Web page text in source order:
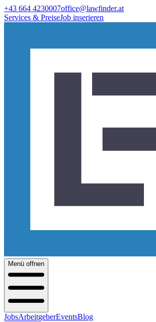
+43 664 4230007office@lawfinder.at
Services & PreiseJob inserieren
Menü offnen
JobsArbeitgeberEventsBlog